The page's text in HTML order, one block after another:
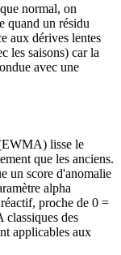
normal, on
quand un résidu
aux dérives lentes
les saisons) car la
avec une
lisse le
que les anciens.
un score d'anomalie
alpha
proche de 0 =
des
applicables aux